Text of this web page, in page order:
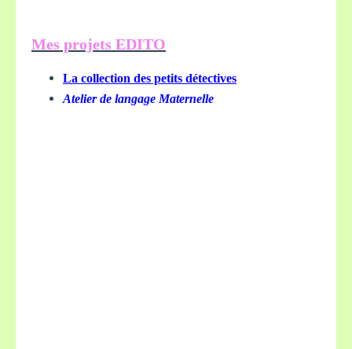
Mes projets EDITO
La collection des petits détectives
Atelier de langage Maternelle